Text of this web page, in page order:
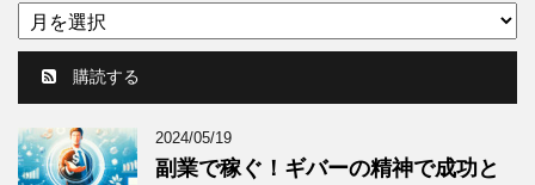
購読する
2024/05/19
副業で稼ぐ！ギバーの精神で成功と